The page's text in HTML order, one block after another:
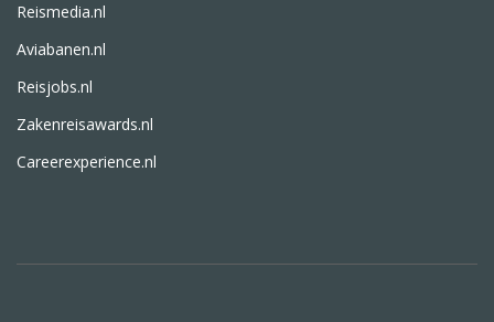
Reismedia.nl
Aviabanen.nl
Reisjobs.nl
Zakenreisawards.nl
Careerexperience.nl